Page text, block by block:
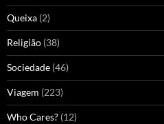
Queixa (2)
Religião (38)
Sociedade (46)
Viagem (223)
Who Cares? (12)